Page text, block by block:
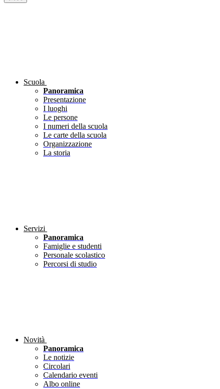
Scuola
Panoramica
Presentazione
I luoghi
Le persone
I numeri della scuola
Le carte della scuola
Organizzazione
La storia
Servizi
Panoramica
Famiglie e studenti
Personale scolastico
Percorsi di studio
Novità
Panoramica
Le notizie
Circolari
Calendario eventi
Albo online